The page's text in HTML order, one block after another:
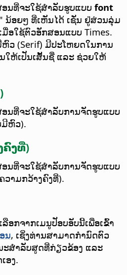
ນທີ່ຈະໃຊ້ສຳລັບຮູບແບບ font
ນ້ອຍໆ ທີ່ເຫັນໄດ້ ເຊັ່ນ ຢູ່ສ່ວນລຸ່ມ
ອໃຊ້ຕົວອັກສອນແບບ Times.
ວ (Serif) ມີປະໂຫຍດໃນການ
ໃຫ້ເປັນເສັ້ນຊື່ ແລະ ຊ່ວຍໃຫ້
ນທີ່ຈະໃຊ້ສຳລັບການຈັດຮູບແບບ
ມີຫົວ).
ຄົງທີ່)
ນທີ່ຈະໃຊ້ສຳລັບການຈັດຮູບແບບ
ວາມກວ້າງຄົງທີ່).
ອກຈາກເມນູປັອບອັບນີ້ເພື່ອເຂົ້າ
ນ, ເຊິ່ງທ່ານສາມາດກຳນົດຕົວ
ສຳລັບສູດທີ່ກ່ຽວຂ້ອງ ແລະ
ອງ.